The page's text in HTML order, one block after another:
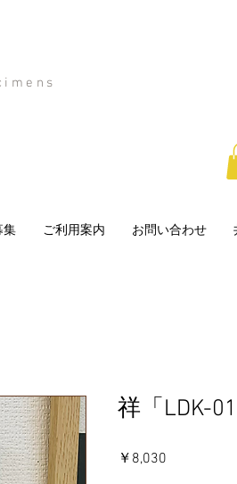
集 ご利用案内 お問い合わせ
祥「LDK-01
￥8,030